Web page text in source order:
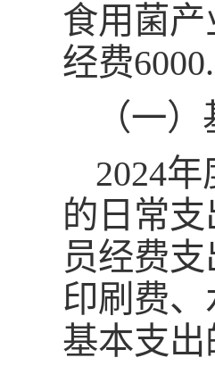
食用菌产
经费
（一
2024
的日常
员经费
印刷费、
基本支出